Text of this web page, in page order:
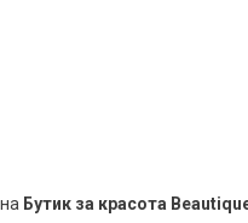
Бутик за красота